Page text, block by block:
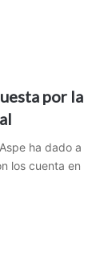
por la
ha dado a
los cuenta en